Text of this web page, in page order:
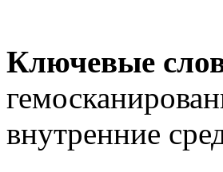
Ключевые
внутренние